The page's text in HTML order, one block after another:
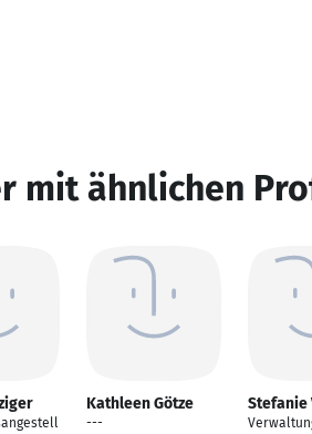
mit ähnlichen
Kathleen Götze
---
Stefanie